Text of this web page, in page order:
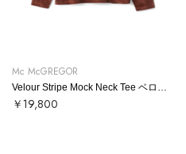
Mc McGREGOR
￥19,800